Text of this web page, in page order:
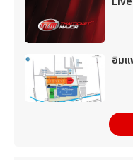
อิมแ